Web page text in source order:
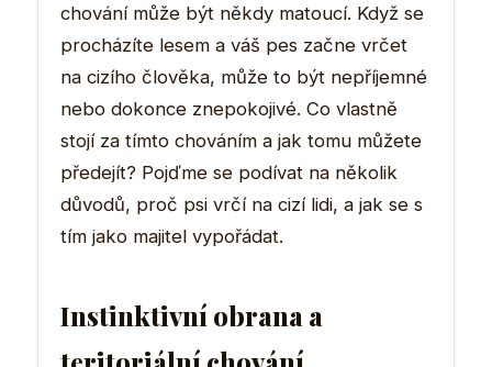
chování může být někdy matoucí. Když se
procházíte lesem a váš pes začne vrčet
na cizího člověka, může to být nepříjemné
nebo dokonce znepokojivé. Co vlastně
stojí za tímto chováním a jak tomu můžete
předejít? Pojďme se podívat na několik
důvodů, proč psi vrčí na cizí lidi, a jak se s
tím jako majitel vypořádat.
Instinktivní obrana a